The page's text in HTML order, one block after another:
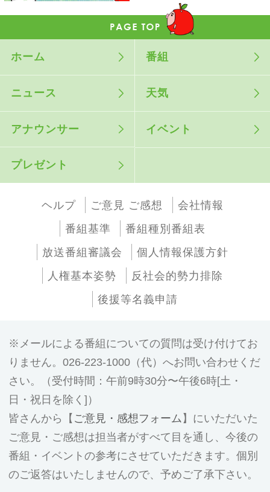
ホーム 番組
ニュース 天気
アナウンサー イベント
プレゼント
ヘルプ ご意見 ご感想
会社情報
番組基準
番組種別番組表
放送番組審議会
個人情報保護方針
人権基本姿勢
反社会的勢力排除
後援等名義申請
メールによる番組についての質問は受け付けてお
りません。026-223-1000（代）へお問い合わせくだ
さい。（受付時間：午前9時30分〜午後6時[土・
日・祝日を除く]）
皆さんから【 ご意見・感想フォーム 】にいただいた
ご意見・ご感想は担当者がすべて目を通し、今後の
番組・イベントの参考にさせていただきます。個別
のご返答はいたしませんので、予めご了承下さい。